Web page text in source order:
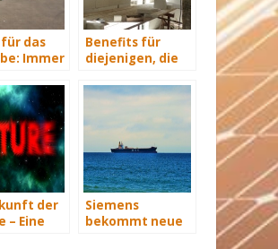
das
Immer
Benefits für
diejenigen, die
sanieren
der
– Eine
Siemens
bekommt neue